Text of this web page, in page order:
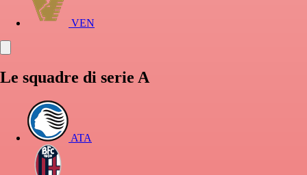
VEN
Le squadre di serie A
ATA